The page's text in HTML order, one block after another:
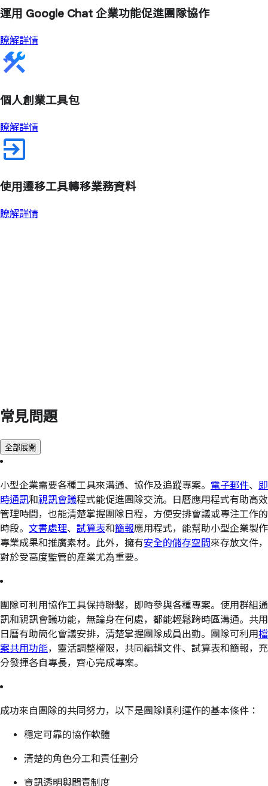
運用 Google Chat 企業功能促進團隊協作
瞭解詳情
個人創業工具包
瞭解詳情
使用遷移工具轉移業務資料
瞭解詳情
常見問題
全部展開
小型企業需要各種工具來溝通、協作及追蹤專案。 電子郵件、 即
時通訊和視訊會議程式能促進團隊交流。日曆應用程式有助高效
管理時間，也能清楚掌握團隊日程，方便安排會議或專注工作的
時段。 文書處理、 試算表和簡報應用程式，能幫助小型企業製作
專業成果和推廣素材。此外，擁有安全的儲存空間來存放文件，
對於受高度監管的產業尤為重要。
團隊可利用協作工具保持聯繫，即時參與各種專案。使用群組通
訊和視訊會議功能，無論身在何處，都能輕鬆跨時區溝通。共用
日曆有助簡化會議安排，清楚掌握團隊成員出勤。團隊可利用檔
案共用功能，靈活調整權限，共同編輯文件、試算表和簡報，充
分發揮各自專長，齊心完成專案。
成功來自團隊的共同努力，以下是團隊順利運作的基本條件：
穩定可靠的協作軟體
清楚的角色分工和責任劃分
資訊透明與問責制度